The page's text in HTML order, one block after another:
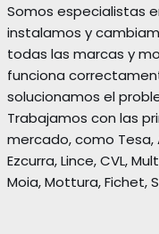
Somos especialistas
instalamos y
todas las marcas y
funciona
solucionamos el
Trabajamos con las
mercado, como Tesa,
Ezcurra, Lince, CVL,
Moia, Mottura, Fichet,